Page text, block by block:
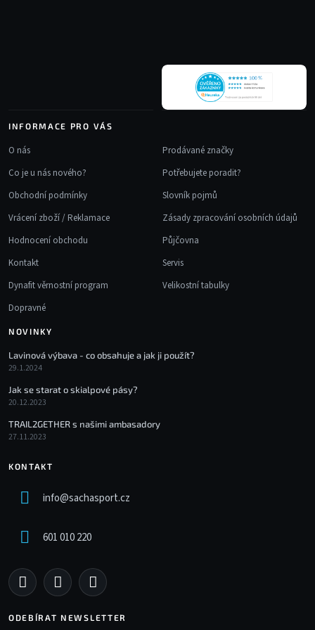
INFORMACE PRO VÁS
O nás
Co je u nás nového?
Obchodní podmínky
Vrácení zboží / Reklamace
Hodnocení obchodu
Kontakt
Dynafit věrnostní program
Dopravné
Prodávané značky
Potřebujete poradit?
Slovník pojmů
Zásady zpracování osobních údajů
Půjčovna
Servis
Velikostní tabulky
NOVINKY
Lavinová výbava - co obsahuje a jak ji použít?
29.1.2024
Jak se starat o skialpové pásy?
20.12.2023
TRAIL2GETHER s našimi ambasadory
27.11.2023
KONTAKT
info@sachasport.cz
601 010 220
ODEBÍRAT NEWSLETTER